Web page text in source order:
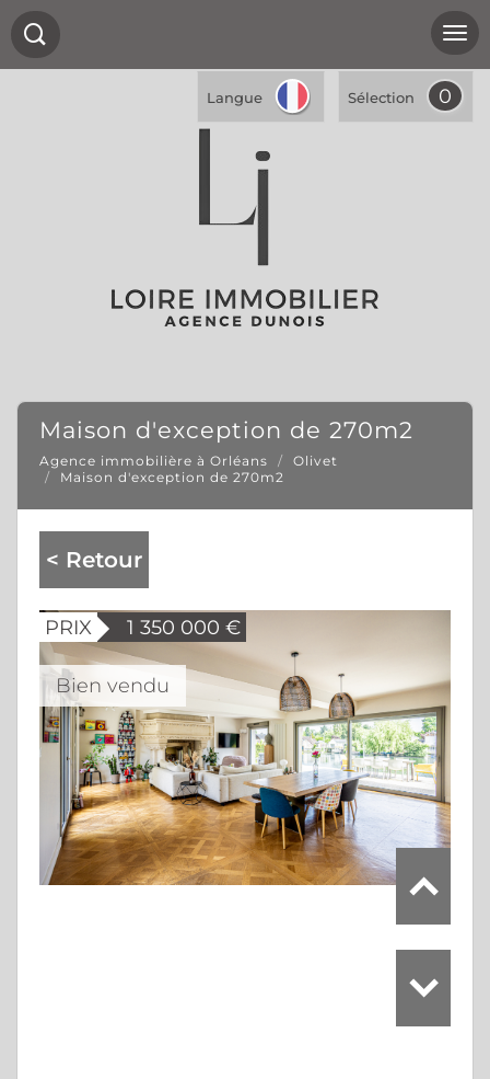
Langue Sélection 0
maison d'exception de 270m2
Agence immobilière à Orléans
Olivet
Maison d'exception de 270m2
< Retour
PRIX 1 350 000 €
Bien vendu